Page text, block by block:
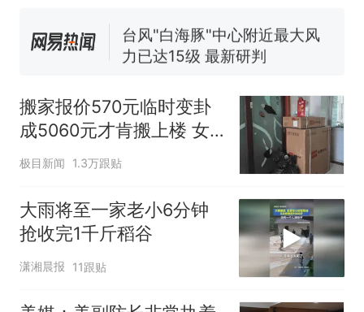
协会回应
台风"白海豚"中心附近最大风
力已达15级 最新研判
试前13名均遭淘汰？教育局：
已叫停招聘，成立调查组全面
核查
笔试第一被第二名传话劝弃考
官方通报
那个在床头放菜刀的女孩，
人生
搬家报价570元临时变卦
成5060元才肯搬上楼 女
子傻眼
极目新闻 1.3万跟贴
大雨将至一家老小6分钟
抢收完1千斤稻谷
潇湘晨报 11跟贴